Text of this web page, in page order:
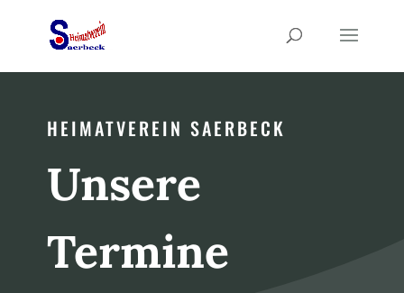
HEIMATVEREIN SAERBECK
Unsere
Termine